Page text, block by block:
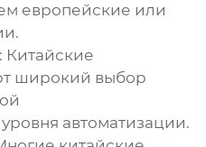
европейские или
Китайские
широкий выбор
автоматизации.